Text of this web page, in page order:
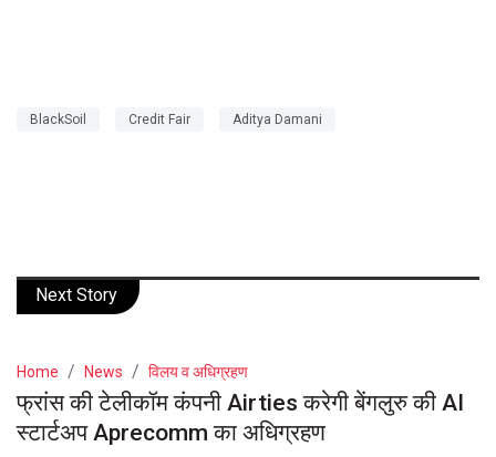
BlackSoil Credit Fair Aditya Damani
Next Story
Home News विलय व अधिग्रहण
फ्रांस की टेलीकॉम कंपनी Airties करेगी बेंगलुरु की AI
स्टार्टअप Aprecomm का अधिग्रहण